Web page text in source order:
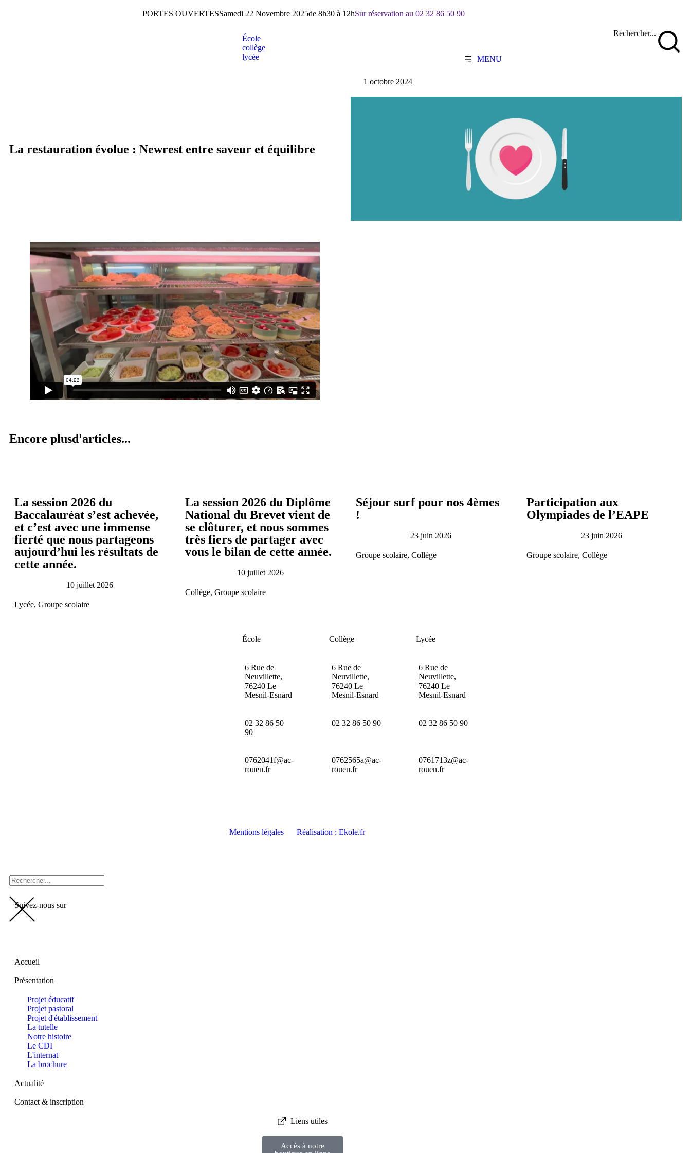
PORTES OUVERTESSamedi 22 Novembre 2025de 8h30 à 12hSur réservation au 02 32 86 50 90
École
collège
lycée
Rechercher...
MENU
La restauration évolue : Newrest entre saveur et équilibre
1 octobre 2024
Encore plusd'articles...
La session 2026 du
Baccalauréat s’est achevée,
et c’est avec une immense
fierté que nous partageons
aujourd’hui les résultats de
cette année.
10 juillet 2026
Lycée, Groupe scolaire
La session 2026 du Diplôme
National du Brevet vient de
se clôturer, et nous sommes
très fiers de partager avec
vous le bilan de cette année.
10 juillet 2026
Collège, Groupe scolaire
Séjour surf pour nos 4èmes
!
23 juin 2026
Groupe scolaire, Collège
Participation aux
Olympiades de l’EAPE
23 juin 2026
Groupe scolaire, Collège
École
6 Rue de
Neuvillette,
76240 Le
Mesnil-Esnard
02 32 86 50
90
0762041f@ac-
rouen.fr
Collège
6 Rue de
Neuvillette,
76240 Le
Mesnil-Esnard
02 32 86 50 90
0762565a@ac-
rouen.fr
Lycée
6 Rue de
Neuvillette,
76240 Le
Mesnil-Esnard
02 32 86 50 90
0761713z@ac-
rouen.fr
Mentions légales Réalisation : Ekole.fr
Suivez-nous sur
Accueil
Présentation
Projet éducatif
Projet pastoral
Projet d'établissement
La tutelle
Notre histoire
Le CDI
L'internat
La brochure
Actualité
Contact & inscription
Liens utiles
Accès à notre